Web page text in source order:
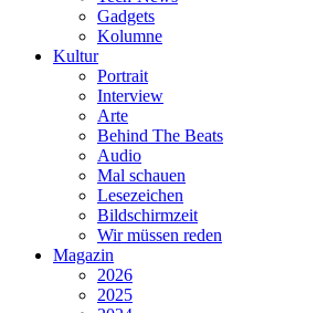
Gadgets
Kolumne
Kultur
Portrait
Interview
Arte
Behind The Beats
Audio
Mal schauen
Lesezeichen
Bildschirmzeit
Wir müssen reden
Magazin
2026
2025